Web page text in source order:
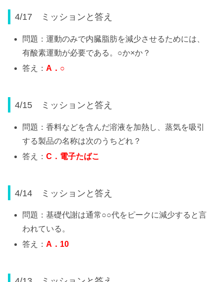
4/17 ミッションと答え
問題：運動のみで内臓脂肪を減少させるためには、
有酸素運動が必要である。○か×か？
答え：A ． ○
4/15 ミッションと答え
問題：香料などを含んだ溶液を加熱し、蒸気を吸引
する製品の名称は次のうちどれ？
答え：C ．電子たばこ
4/14 ミッションと答え
問題：基礎代謝は通常○○代をピークに減少すると言
われている。
答え：A ． 10